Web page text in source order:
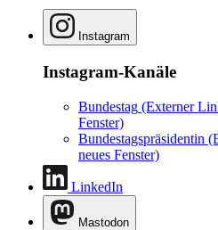
Instagram
Instagram-Kanäle
Bundestag (Externer
Fenster)
Bundestagspräsidentin
neues Fenster)
LinkedIn
Mastodon